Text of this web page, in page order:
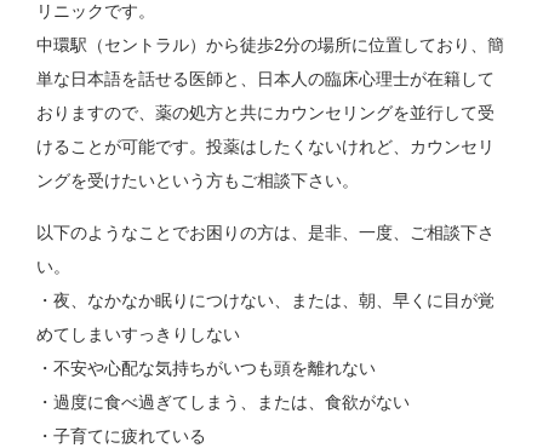
リニックです。
中環駅（セントラル）から徒歩2分の場所に位置しており、簡
単な日本語を話せる医師と、日本人の臨床心理士が在籍して
おりますので、薬の処方と共にカウンセリングを並行して受
けることが可能です。投薬はしたくないけれど、カウンセリ
ングを受けたいという方もご相談下さい。
以下のようなことでお困りの方は、是非、一度、ご相談下さ
い。
・夜、なかなか眠りにつけない、または、朝、早くに目が覚
めてしまいすっきりしない
・不安や心配な気持ちがいつも頭を離れない
・過度に食べ過ぎてしまう、または、食欲がない
・子育てに疲れている